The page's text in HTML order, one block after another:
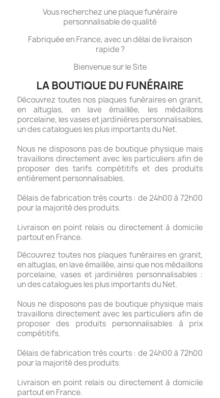
Vous recherchez une plaque funéraire
personnalisable de qualité
Fabriquée en France, avec un délai de livraison
rapide ?
Bienvenue sur le Site
LA BOUTIQUE DU FUNÉRAIRE
Découvrez toutes nos plaques funéraires en granit,
en altuglas, en lave émaillée, les médaillons
porcelaine, les vases et jardinières personnalisables,
un des catalogues les plus importants du Net.
Nous ne disposons pas de boutique physique mais
travaillons directement avec les particuliers afin de
proposer des tarifs compétitifs et des produits
entièrement personnalisables.
Délais de fabrication très courts : de 24h00 à 72h00
pour la majorité des produits.
Livraison en point relais ou directement à domicile
partout en France.
Découvrez toutes nos plaques funéraires en granit,
en altuglas, en lave émaillée, ainsi que nos médaillons
porcelaine, vases et jardinières personnalisables :
un des catalogues les plus importants du Net.
Nous ne disposons pas de boutique physique mais
travaillons directement avec les particuliers afin de
proposer des produits personnalisables à prix
compétitifs.
Délais de fabrication très courts : de 24h00 à 72h00
pour la majorité des produits.
Livraison en point relais ou directement à domicile
partout en France.